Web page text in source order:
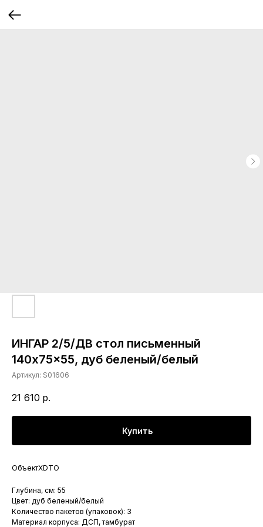
ИНГАР 2/5/ДВ стол письменный
140x75x55, дуб беленый/белый
Артикул: S01606
21 610 р.
Купить
ОбъектXDTO
Глубина, см: 55
Цвет: дуб беленый/белый
Количество пакетов (упаковок): 3
Материал корпуса: ДСП, тамбурат